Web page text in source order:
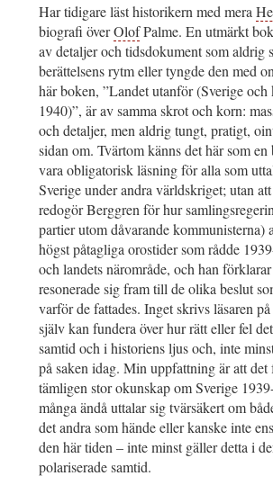
Har tidigare läst historikern med mera
biografi överOlofPalme. En utmärkt
av detaljer och tidsdokument som aldrig
berättelsens rytm eller tyngde den med
här boken, ”Landet utanför (Sverige
1940)”, är av samma skrot och korn:
och detaljer, men aldrig tungt, pratigt,
sidan om. Tvärtom känns det här som
vara obligatorisk läsning för alla som
Sverige under andra världskriget; utan
redogör Berggren för hur
partier utom dåvarande kommunisterna)
högst påtagliga orostider som rådde
och landets närområde, och han
resonerade sig fram till de olika beslut
varför de fattades. Inget skrivs läsaren
själv kan fundera över hur rätt eller fel
samtid och i historiens ljus och, inte
på saken idag. Min uppfattning är att det
tämligen stor okunskap om Sverige
många ändå uttalar sig tvärsäkert om
det andra som hände eller kanske inte
den här tiden – inte minst gäller detta i
polariserade samtid.